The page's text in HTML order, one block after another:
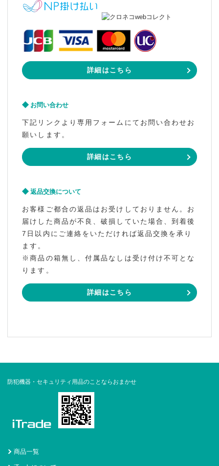
詳細はこちら
お問い合わせ
下記リンクより専用フォームにてお問い合わせお
願いします。
詳細はこちら
返品交換について
お客様ご都合の返品はお受けしておりません。お
届けした商品が不良、破損していた場合、到着後
7日以内にご連絡をいただければ返品交換を承り
ます。
※商品の箱無し、付属品なしは受け付け不可とな
ります。
詳細はこちら
防犯機器・セキュリティ用品のことならおまかせ
商品一覧